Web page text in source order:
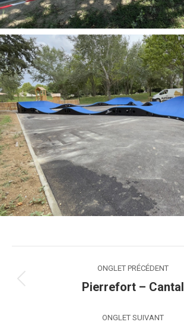
de
commentaire
ONGLET PRÉCÉDENT
Onglet
Pierrefort – Cantal
ONGLET SUIVANT